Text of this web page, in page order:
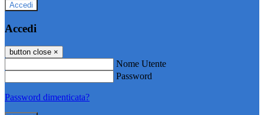
Accedi
Accedi
button close ×
Nome Utente
Password
Password dimenticata?